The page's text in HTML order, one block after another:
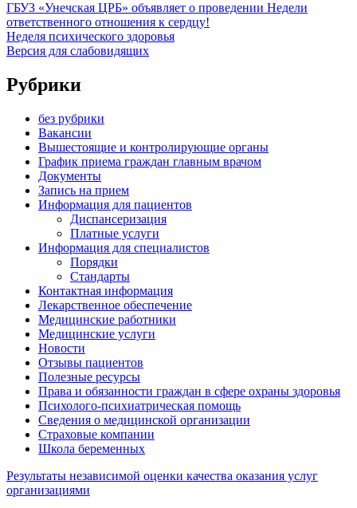
ГБУЗ «Унечская ЦРБ» объявляет о проведении Недели
ответственного отношения к сердцу!
Неделя психического здоровья
Версия для слабовидящих
Рубрики
без рубрики
Вакансии
Вышестоящие и контролирующие органы
График приема граждан главным врачом
Документы
Запись на прием
Информация для пациентов
Диспансеризация
Платные услуги
Информация для специалистов
Порядки
Стандарты
Контактная информация
Лекарственное обеспечение
Медицинские работники
Медицинские услуги
Новости
Отзывы пациентов
Полезные ресурсы
Права и обязанности граждан в сфере охраны здоровья
Психолого-психиатрическая помощь
Сведения о медицинской организации
Страховые компании
Школа беременных
Результаты независимой оценки качества оказания услуг
организациями